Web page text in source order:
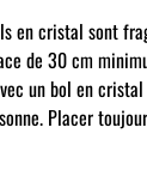
en cristal sont
de 30 cm
un bol en
Placer